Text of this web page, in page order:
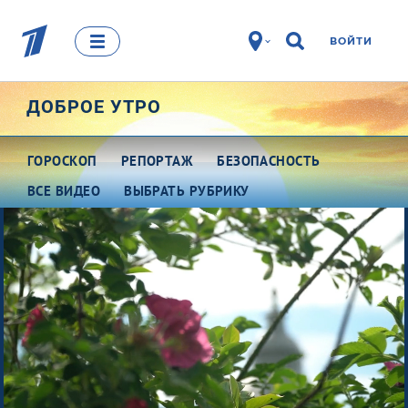
ВОЙТИ
ДОБРОЕ УТРО
ГОРОСКОП РЕПОРТАЖ
БЕЗОПАСНОСТЬ
ВСЕ ВИДЕО
Про деньги
Между тем
Наши гости
Про культуру
Это кино
Разговоры о важном
ВЫБРАТЬ РУБРИКУ